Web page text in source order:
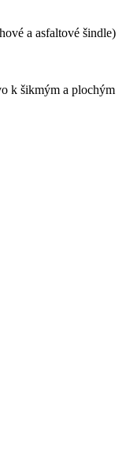
a asfaltové šindle)
k šikmým a plochým